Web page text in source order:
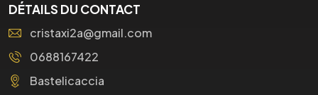
DÉTAILS DU CONTACT
cristaxi2a@gmail.com
0688167422
Bastelicaccia